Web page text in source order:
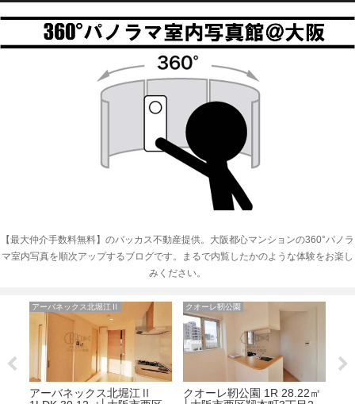
【最大仲介手数料無料】のバッカス不動産提供。大阪都心マンションの360°パノラ
マ室内写真を順次アップするブログです。まるで内覧したかのような体験をお楽し
みください。
アーバネックス北堀江Ⅱ
アーバネックス北堀江Ⅱ
クオーレ靭公園
クオーレ靭公園 1R 28.22㎡